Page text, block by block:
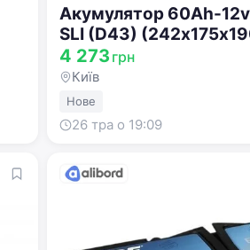
Акумулятор 60Ah-12v
SLI (D43)
127 054
4 273 грн
Київ
Нове
26 тра о 19:09
Ласкаво
Увійдіть або
Введіть номер або пошту